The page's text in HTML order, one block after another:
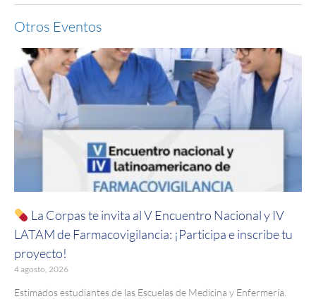
Otros Eventos
La Corpas te invita al V Encuentro Nacional y IV
LATAM de Farmacovigilancia: ¡Participa e inscribe tu
proyecto!
4 agosto, 2026
Estimados estudiantes de las Escuelas de Medicina y Enfermería.